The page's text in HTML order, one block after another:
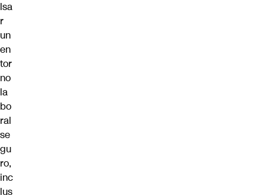
lsa
r
un
en
tor
no
la
bo
ral
se
gu
ro,
inc
lus